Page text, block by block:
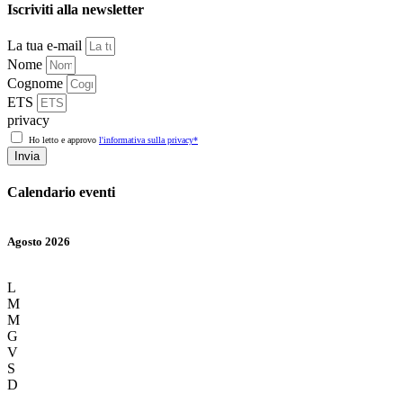
Iscriviti alla newsletter
La tua e-mail
Nome
Cognome
ETS
privacy
Ho letto e approvo l'informativa sulla privacy*
Invia
Calendario eventi
Agosto 2026
L
M
M
G
V
S
D